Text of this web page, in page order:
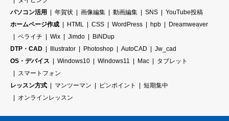
パソコン活用
年賀状 画像編集 動画編集 SNS
YouTube投稿
ホームページ作成
HTML CSS WordPress hpb
Dreamweaver
ペライチ
Wix Jimdo
BiNDup
DTP・CAD
Illustrator Photoshop AutoCAD
Jw_cad
OS・デバイス
Windows10 Windows11 Mac
タブレット
スマートフォン
レッスン方式
マンツーマン ピンポイント
短期集中
オンラインレッスン